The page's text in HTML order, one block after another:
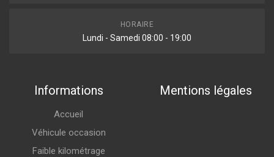
HORAIRE
Lundi - Samedi 08:00 - 19:00
Informations
Accueil
Véhicule occasion
Faible kilométrage
Mentions légales